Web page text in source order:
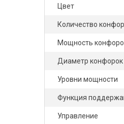
Цвет
Количество
Мощность
Диаметр конфорок
Уровни мощности
Функция
Управление